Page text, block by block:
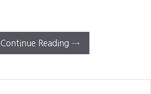
Continue Reading →